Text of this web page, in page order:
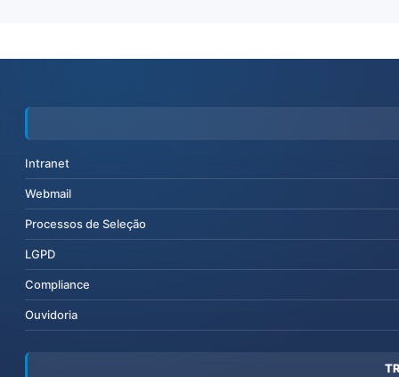
Intranet
Webmail
Processos de Seleção
LGPD
Compliance
Ouvidoria